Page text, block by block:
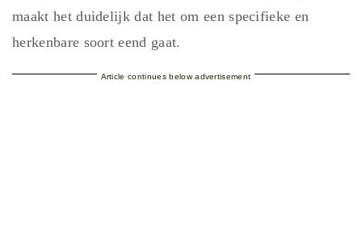
maakt het duidelijk dat het om een specifieke en
herkenbare soort eend gaat.
Article continues below advertisement